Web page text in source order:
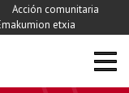
Acción comunitaria
etxia